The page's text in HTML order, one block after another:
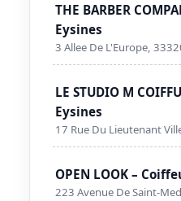
THE BARBER
Eysines
3 Allee De L'Europe,
LE STUDIO M
Eysines
17 Rue Du Lieutenant
OPEN LOOK –
223 Avenue De Saint-